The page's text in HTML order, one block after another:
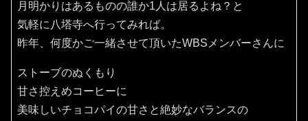
月明かりはあるものの誰か1人は居るよね？と
気軽に八塔寺へ行ってみれば。
昨年、何度かご一緒させて頂いたWBSメンバーさんに
ストーブのぬくもり
甘さ控えめコーヒーに
美味しいチョコパイの甘さと絶妙なバランスの